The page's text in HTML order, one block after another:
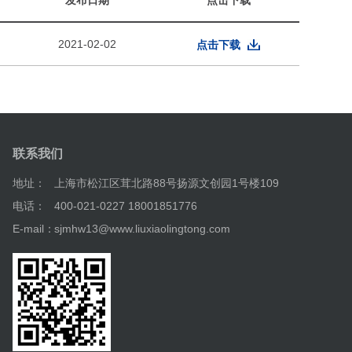
2021-02-02 点击下载
联系我们
地址：
上海市松江区茸北路88号扬源文创园1号楼109
电话：
400-021-0227 18001851776
E-mail：sjmhw13@www.liuxiaolingtong.com